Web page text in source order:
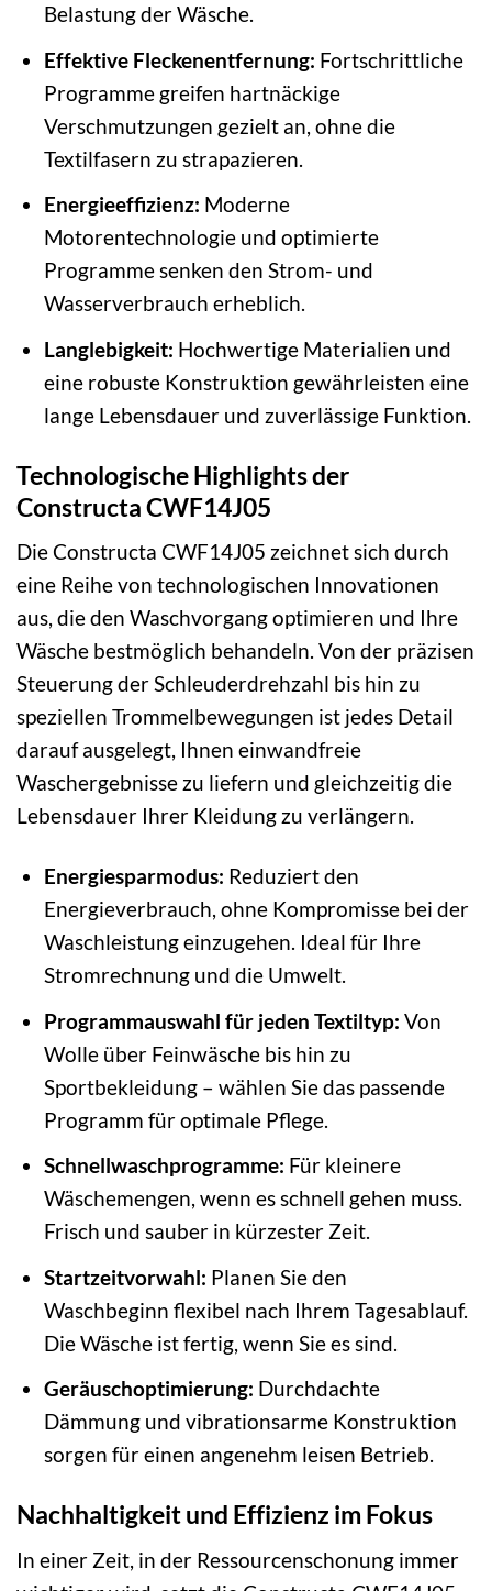
Belastung der Wäsche.
Effektive Fleckenentfernung: Fortschrittliche
Programme greifen hartnäckige
Verschmutzungen gezielt an, ohne die
Textilfasern zu strapazieren.
Energieeffizienz: Moderne
Motorentechnologie und optimierte
Programme senken den Strom- und
Wasserverbrauch erheblich.
Langlebigkeit: Hochwertige Materialien und
eine robuste Konstruktion gewährleisten eine
lange Lebensdauer und zuverlässige Funktion.
Technologische Highlights der
Constructa CWF14J05
Die Constructa CWF14J05 zeichnet sich durch
eine Reihe von technologischen Innovationen
aus, die den Waschvorgang optimieren und Ihre
Wäsche bestmöglich behandeln. Von der präzisen
Steuerung der Schleuderdrehzahl bis hin zu
speziellen Trommelbewegungen ist jedes Detail
darauf ausgelegt, Ihnen einwandfreie
Waschergebnisse zu liefern und gleichzeitig die
Lebensdauer Ihrer Kleidung zu verlängern.
Energiesparmodus: Reduziert den
Energieverbrauch, ohne Kompromisse bei der
Waschleistung einzugehen. Ideal für Ihre
Stromrechnung und die Umwelt.
Programmauswahl für jeden Textiltyp: Von
Wolle über Feinwäsche bis hin zu
Sportbekleidung – wählen Sie das passende
Programm für optimale Pflege.
Schnellwaschprogramme: Für kleinere
Wäschemengen, wenn es schnell gehen muss.
Frisch und sauber in kürzester Zeit.
Startzeitvorwahl: Planen Sie den
Waschbeginn flexibel nach Ihrem Tagesablauf.
Die Wäsche ist fertig, wenn Sie es sind.
Geräuschoptimierung: Durchdachte
Dämmung und vibrationsarme Konstruktion
sorgen für einen angenehm leisen Betrieb.
Nachhaltigkeit und Effizienz im Fokus
In einer Zeit, in der Ressourcenschonung immer